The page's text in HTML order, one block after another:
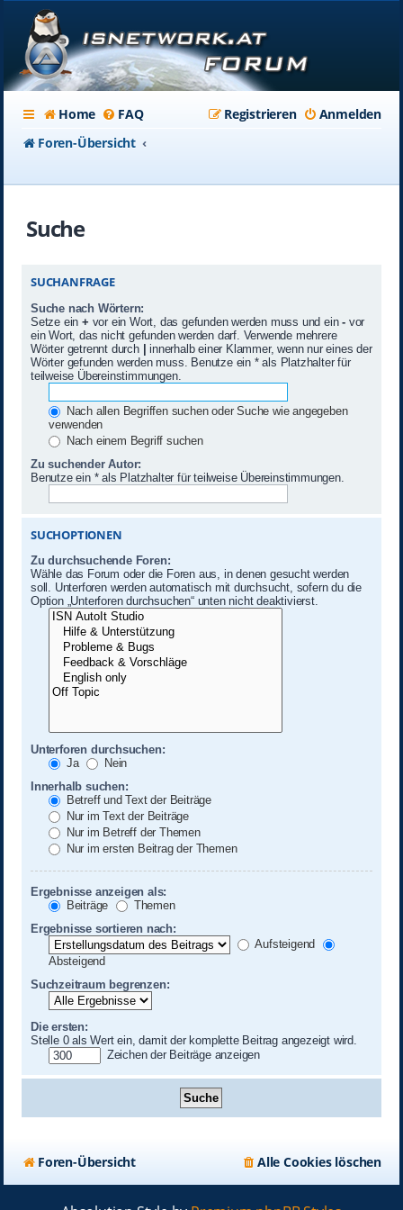
Home FAQ Anmelden
Registrieren
Foren-Übersicht
Suche
SUCHANFRAGE
Suche nach Wörtern:
Setze ein + vor ein Wort, das gefunden werden muss und ein-vor
ein Wort, das nicht gefunden werden darf. Verwende mehrere
Wörter getrennt durch | innerhalb einer Klammer, wenn nur eines der
Wörter gefunden werden muss. Benutze ein * als Platzhalter für
teilweise Übereinstimmungen.
Nach allen Begriffen suchen oder Suche wie angegeben
verwenden
Nach einem Begriff suchen
Zu suchender Autor:
Benutze ein * als Platzhalter für teilweise Übereinstimmungen.
SUCHOPTIONEN
Zu durchsuchende Foren:
Wähle das Forum oder die Foren aus, in denen gesucht werden
soll. Unterforen werden automatisch mit durchsucht, sofern du die
Option „Unterforen durchsuchen“ unten nicht deaktivierst.
Unterforen durchsuchen:
Ja
Nein
Innerhalb suchen:
Betreff und Text der Beiträge
Nur im Text der Beiträge
Nur im Betreff der Themen
Nur im ersten Beitrag der Themen
Ergebnisse anzeigen als:
Beiträge
Themen
Ergebnisse sortieren nach:
Aufsteigend
Absteigend
Suchzeitraum begrenzen:
Die ersten:
Stelle 0 als Wert ein, damit der komplette Beitrag angezeigt wird.
Zeichen der Beiträge anzeigen
Foren-Übersicht Alle Cookies löschen